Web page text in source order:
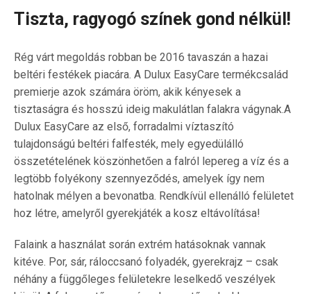
Tiszta, ragyogó színek gond nélkül!
Rég várt megoldás robban be 2016 tavaszán a hazai
beltéri festékek piacára. A Dulux EasyCare termékcsalád
premierje azok számára öröm, akik kényesek a
tisztaságra és hosszú ideig makulátlan falakra vágynak.A
Dulux EasyCare az első, forradalmi víztaszító
tulajdonságú beltéri falfesték, mely egyedülálló
összetételének köszönhetően a falról lepereg a víz és a
legtöbb folyékony szennyeződés, amelyek így nem
hatolnak mélyen a bevonatba. Rendkívül ellenálló felületet
hoz létre, amelyről gyerekjáték a kosz eltávolítása!
Falaink a használat során extrém hatásoknak vannak
kitéve. Por, sár, ráloccsanó folyadék, gyerekrajz – csak
néhány a függőleges felületekre leselkedő veszélyek